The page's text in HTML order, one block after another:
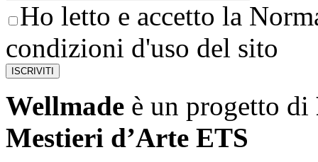
Ho letto e accetto la
condizioni d'uso del sito
Wellmade è un progetto di
Mestieri d’Arte ETS